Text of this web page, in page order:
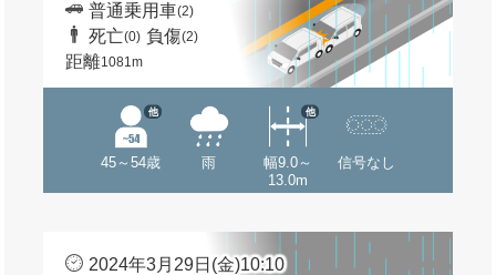
普通乗用車(2)
死亡(0) 負傷(2)
距離1081m
45～54歳
他
雨
幅9.0～
13.0m
他
信号なし
2024年3月29日(金)10:10